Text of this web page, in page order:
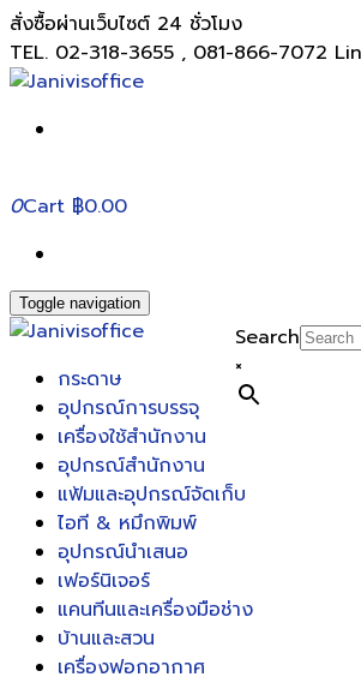
สั่งซื้อผ่านเว็บไซต์ 24 ชั่วโมง
TEL. 02-318-3655 , 081-866-7072
0Cart ฿0.00
Toggle navigation
Search
×
กระดาษ
อุปกรณ์การบรรจุ
เครื่องใช้สำนักงาน
อุปกรณ์สำนักงาน
แฟ้มและอุปกรณ์จัดเก็บ
ไอที & หมึกพิมพ์
อุปกรณ์นำเสนอ
เฟอร์นิเจอร์
แคนทีนและเครื่องมือช่าง
บ้านและสวน
เครื่องฟอกอากาศ